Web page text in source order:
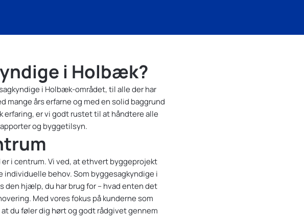
i Holbæk?
i Holbæk-området, til alle der har
mange års erfarne og med en solid baggrund
er vi godt rustet til at håndtere alle
og byggetilsyn.
i centrum. Vi ved, at ethvert byggeprojekt
behov. Som byggesagkyndige i
hjælp, du har brug for – hvad enten det
Med vores fokus på kunderne som
du føler dig hørt og godt rådgivet gennem